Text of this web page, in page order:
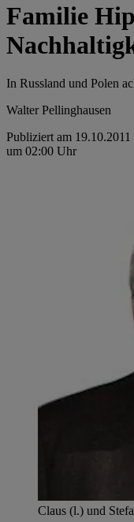
Familie
In Russland und Polen
Walter Pellinghausen
Publiziert am
um 02:00 Uhr
Claus (l.) und